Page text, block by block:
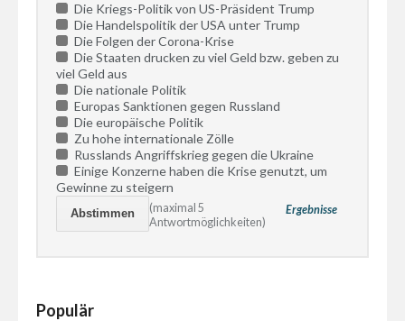
Die Kriegs-Politik von US-Präsident Trump
Die Handelspolitik der USA unter Trump
Die Folgen der Corona-Krise
Die Staaten drucken zu viel Geld bzw. geben zu
viel Geld aus
Die nationale Politik
Europas Sanktionen gegen Russland
Die europäische Politik
Zu hohe internationale Zölle
Russlands Angriffskrieg gegen die Ukraine
Einige Konzerne haben die Krise genutzt, um
Gewinne zu steigern
Ergebnisse
(maximal 5
Antwortmöglichkeiten)
Populär